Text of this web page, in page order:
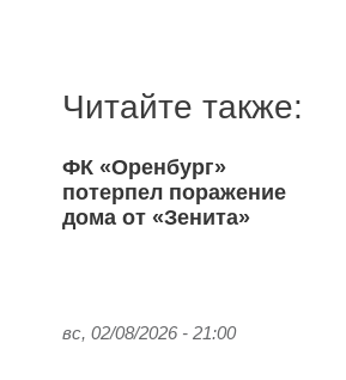
Читайте также:
ФК «Оренбург»
потерпел поражение
дома от «Зенита»
вс, 02/08/2026 - 21:00